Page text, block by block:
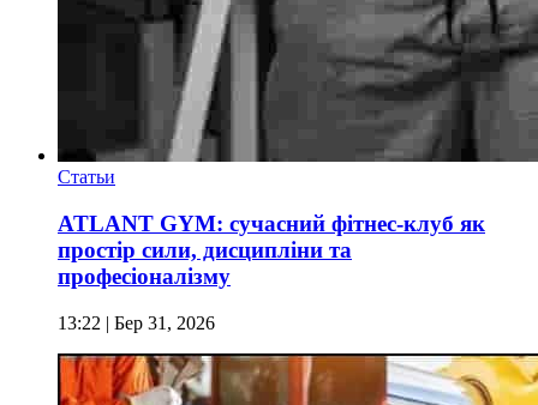
Статьи
ATLANT GYM: сучасний фітнес-клуб як
простір сили, дисципліни та
професіоналізму
13:22 | Бер 31, 2026